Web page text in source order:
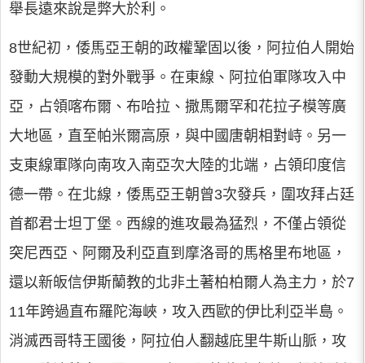
舉長遠來說是弊大於利。
8世紀初，倭馬亞王朝的政權鞏固以後，阿拉伯人開始
發動大規模的對外戰爭。在東線、阿拉伯軍隊攻入中
亞，占領喀布爾、布哈拉、撒馬爾罕和花拉子模等廣
大地區，直至帕米爾高原，與中國唐朝相對峙。另一
支東線軍隊向南攻入南亞次大陸的北端，占領印度信
德一帶。在北線，倭馬亞王朝曾3次發兵，圍攻拜占廷
首都君士坦丁堡。西線的進攻最為猛烈，不僅占領從
突尼西亞、阿爾及利亞直到摩洛哥的馬格里布地區，
還以新皈信伊斯蘭教的北非土著柏柏爾人為主力，於7
11年跨過直布羅陀海峽，攻入西歐的伊比利亞半島。
消滅西哥特王國後，阿拉伯人翻越庇里牛斯山脈，攻